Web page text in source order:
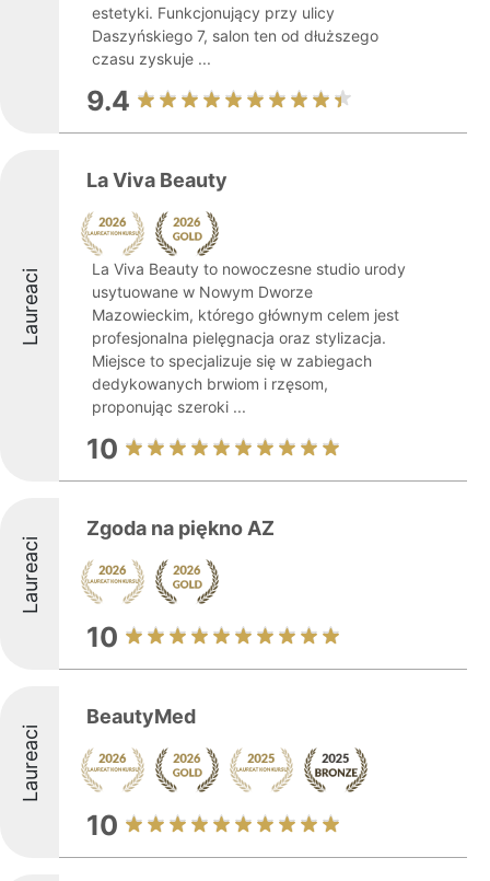
estetyki. Funkcjonujący przy ulicy
Daszyńskiego 7, salon ten od dłuższego
czasu zyskuje ...
9.4
Laureaci
La Viva Beauty
La Viva Beauty to nowoczesne studio urody
usytuowane w Nowym Dworze
Mazowieckim, którego głównym celem jest
profesjonalna pielęgnacja oraz stylizacja.
Miejsce to specjalizuje się w zabiegach
dedykowanych brwiom i rzęsom,
proponując szeroki ...
10
Laureaci
Zgoda na piękno AZ
10
Laureaci
BeautyMed
10